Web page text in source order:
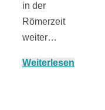
in der
Römerzeit
weiter…
Weiterlesen